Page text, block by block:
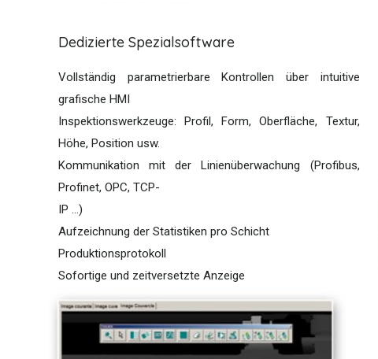
Dedizierte Spezialsoftware
Vollständig parametrierbare Kontrollen über intuitive
grafische HMI
Inspektionswerkzeuge: Profil, Form, Oberfläche, Textur,
Höhe, Position usw.
Kommunikation mit der Linienüberwachung (Profibus,
Profinet, OPC, TCP-
IP ...)
Aufzeichnung der Statistiken pro Schicht
Produktionsprotokoll
Sofortige und zeitversetzte Anzeige